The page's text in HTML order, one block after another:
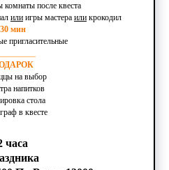
комнаты после квеста
или игры мастера или крокодил
30 мин
пригласительные
на выбор
напитков
стола
в квесте
часа